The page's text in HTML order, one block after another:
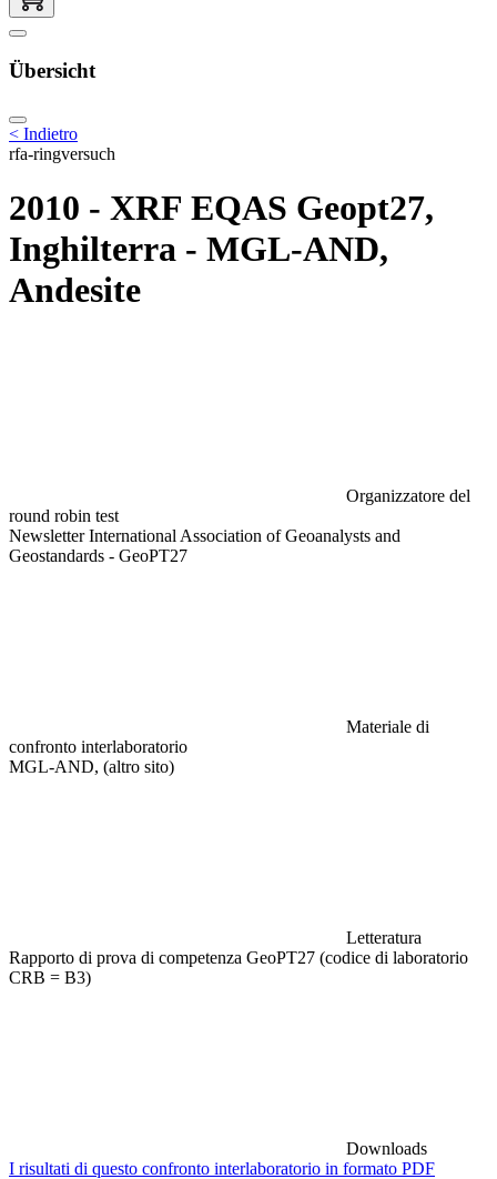
Übersicht
< Indietro
rfa-ringversuch
2010 - XRF EQAS Geopt27,
Inghilterra - MGL-AND,
Andesite
Organizzatore del
round robin test
Newsletter International Association of Geoanalysts and
Geostandards - GeoPT27
Materiale di
confronto interlaboratorio
MGL-AND, (altro sito)
Letteratura
Rapporto di prova di competenza GeoPT27 (codice di laboratorio
CRB = B3)
Downloads
I risultati di questo confronto interlaboratorio in formato PDF